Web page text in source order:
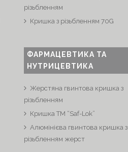
різьбленням
Кришка з різьбленням 70G
ФАРМАЦЕВТИКА ТА
НУТРИЦЕВТИКА
Жерстяна гвинтова кришка з
різьбленням
Кришка ТМ “Saf-Lok”
Алюмінієва гвинтова кришка з
різьбленням жерст